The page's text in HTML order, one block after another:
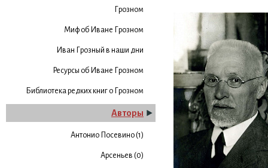
Грозном
Миф об Иване Грозном
Иван Грозный в наши дни
Ресурсы об Иване Грозном
Библиотека редких книг о Грозном
Авторы
Антонио Посевино (1)
Арсеньев (0)